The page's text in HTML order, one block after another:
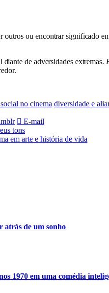
ou encontrar significado
de adversidades extremas.
no cinema diversidade e
E-mail
tons
em arte e história de vida
atrás de um sonho
1970 em uma comédia